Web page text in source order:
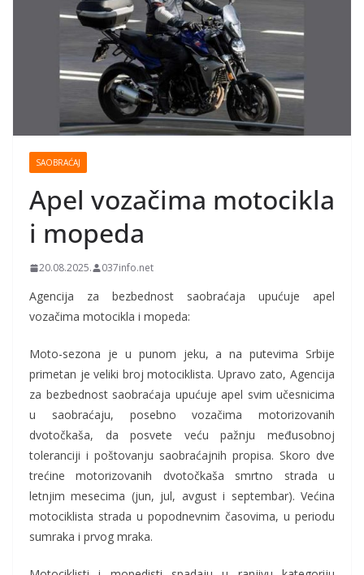
SAOBRAĆAJ
Apel vozačima motocikla
i mopeda
20.08.2025. 037info.net
Agencija za bezbednost saobraćaja upućuje apel
vozačima motocikla i mopeda:
Moto-sezona je u punom jeku, a na putevima Srbije
primetan je veliki broj motociklista. Upravo zato, Agencija
za bezbednost saobraćaja upućuje apel svim učesnicima
u saobraćaju, posebno vozačima motorizovanih
dvotočkaša, da posvete veću pažnju međusobnoj
toleranciji i poštovanju saobraćajnih propisa. Skoro dve
trećine motorizovanih dvotočkaša smrtno strada u
letnjim mesecima (jun, jul, avgust i septembar). Većina
motociklista strada u popodnevnim časovima, u periodu
sumraka i prvog mraka.